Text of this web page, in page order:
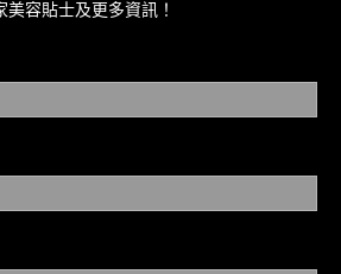
美容貼士及更多資訊！